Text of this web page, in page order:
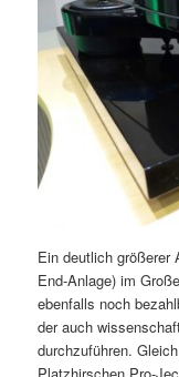
Ein deutlich größerer
End-Anlage) im
ebenfalls noch
der auch
durchzuführen.